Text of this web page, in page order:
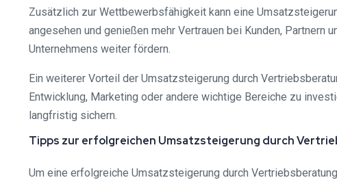
Zusätzlich zur Wettbewerbsfähigkeit kann eine
angesehen und genießen mehr Vertrauen bei Kunden,
Unternehmens weiter fördern.
Ein weiterer Vorteil der Umsatzsteigerung durch
Entwicklung, Marketing oder andere wichtige Bereiche zu
langfristig sichern.
Tipps zur erfolgreichen Umsatzsteigerung durch
Um eine erfolgreiche Umsatzsteigerung durch